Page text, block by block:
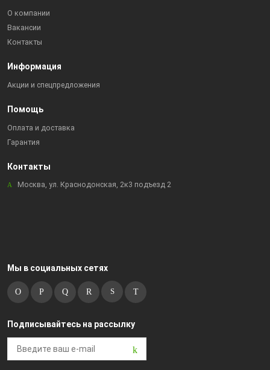
О компании
Вакансии
Контакты
Информация
Акции и спецпредложения
Помощь
Оплата и доставка
Гарантия
Контакты
Москва, ул. Краснодонская, 2к3 подъезд 2
Мы в социальных сетях
Подписывайтесь на рассылку